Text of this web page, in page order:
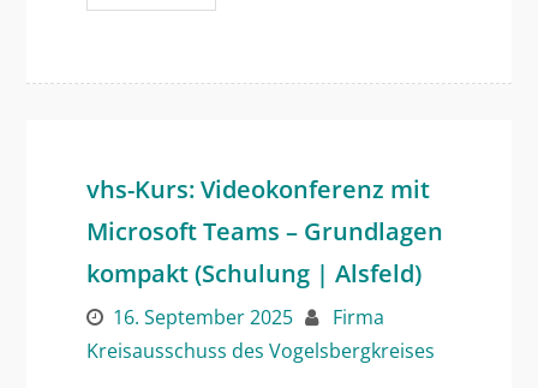
vhs-Kurs: Videokonferenz mit
Microsoft Teams – Grundlagen
kompakt (Schulung | Alsfeld)
16. September 2025
Firma
Kreisausschuss des Vogelsbergkreises